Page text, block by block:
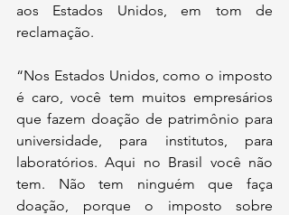
aos Estados Unidos, em tom de
reclamação.
“Nos Estados Unidos, como o imposto
é caro, você tem muitos empresários
que fazem doação de patrimônio para
universidade, para institutos, para
laboratórios. Aqui no Brasil você não
tem. Não tem ninguém que faça
doação, porque o imposto sobre